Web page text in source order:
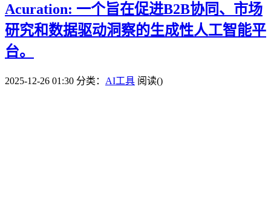
Acuration: 一个旨在促进B2B协同、市场
研究和数据驱动洞察的生成性人工智能平
台。
2025-12-26 01:30 分类： AI工具 阅读()